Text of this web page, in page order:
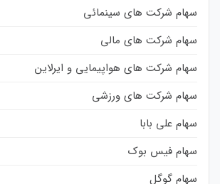
سهام شرکت های سینمائی
سهام شرکت های مالی
سهام شرکت های هواپیمایی و ایرلاین
سهام شرکت های ورزشی
سهام علی بابا
سهام فیس بوک
سهام گوگل